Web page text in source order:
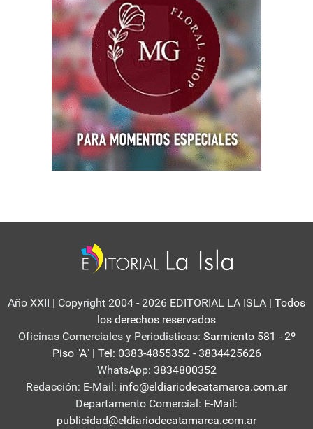
Año XXII | Copyright 2004 - 2026 EDITORIAL LA ISLA | Todos
los derechos reservados
Oficinas Comerciales y Periodisticas: Sarmiento 581 - 2º
Piso "A" | Tel: 0383-4855352 - 3834425626
WhatsApp: 3834800352
Redacción: E-Mail: info@eldiariodecatamarca.com.ar
Departamento Comercial: E-Mail:
publicidad@eldiariodecatamarca.com.ar